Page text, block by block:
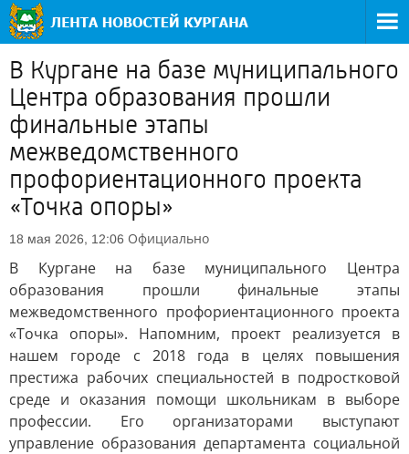
В Кургане на базе муниципального
Центра образования прошли
финальные этапы
межведомственного
профориентационного проекта
«Точка опоры»
18 мая 2026, 12:06 Официально
В Кургане на базе муниципального Центра
образования прошли финальные этапы
межведомственного профориентационного проекта
«Точка опоры». Напомним, проект реализуется в
нашем городе с 2018 года в целях повышения
престижа рабочих специальностей в подростковой
среде и оказания помощи школьникам в выборе
профессии. Его организаторами выступают
управление образования департамента социальной